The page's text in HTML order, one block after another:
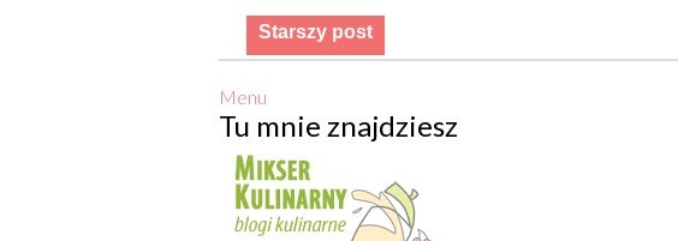
Starszy post
Menu
Tu mnie znajdziesz